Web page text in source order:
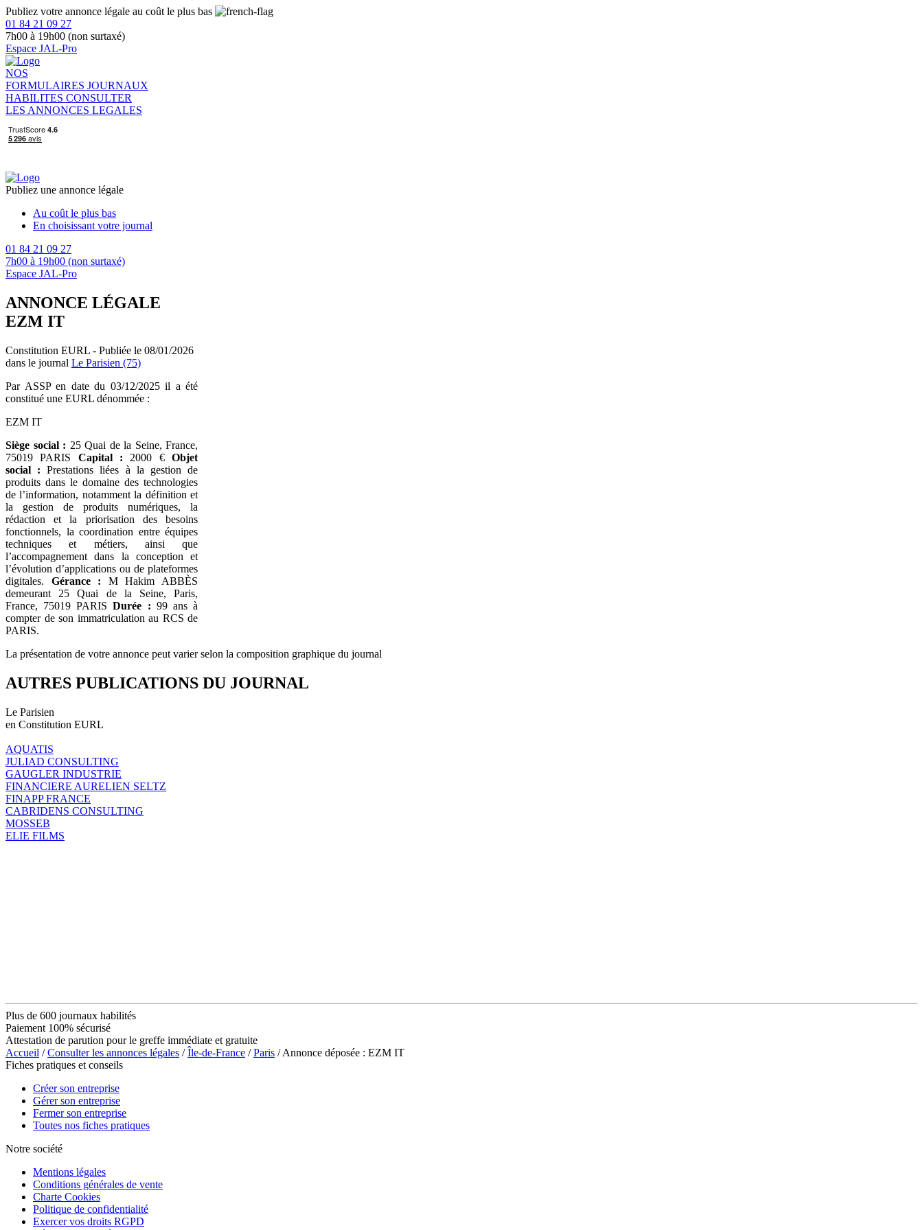
Publiez votre annonce légale au coût le plus bas
01 84 21 09 27
7h00 à 19h00 (non surtaxé)
Espace JAL-Pro
NOS
FORMULAIRES JOURNAUX
HABILITES CONSULTER
LES ANNONCES LEGALES
Publiez une annonce légale
Au coût le plus bas
En choisissant votre journal
01 84 21 09 27
7h00 à 19h00 (non surtaxé)
Espace JAL-Pro
ANNONCE LÉGALE
EZM IT
Constitution EURL - Publiée le 08/01/2026
dans le journal Le Parisien (75)
Par ASSP en date du 03/12/2025 il a été
constitué une EURL dénommée :
EZM IT
Siège social : 25 Quai de la Seine, France,
75019 PARIS Capital : 2000 €Objet
social : Prestations liées à la gestion de
produits dans le domaine des technologies
de l’information, notamment la définition et
la gestion de produits numériques, la
rédaction et la priorisation des besoins
fonctionnels, la coordination entre équipes
techniques et métiers, ainsi que
l’accompagnement dans la conception et
l’évolution d’applications ou de plateformes
digitales. Gérance : M Hakim ABBÈS
demeurant 25 Quai de la Seine, Paris,
France, 75019 PARISDurée : 99 ans à
compter de son immatriculation au RCS de
PARIS.
La présentation de votre annonce peut varier selon la composition graphique du journal
AUTRES PUBLICATIONS DU JOURNAL
Le Parisien
en Constitution EURL
AQUATIS
JULIAD CONSULTING
GAUGLER INDUSTRIE
FINANCIERE AURELIEN SELTZ
FINAPP FRANCE
CABRIDENS CONSULTING
MOSSEB
ELIE FILMS
Plus de 600 journaux habilités
Paiement 100% sécurisé
Attestation de parution pour le greffe immédiate et gratuite
Accueil /Consulter les annonces légales /Île-de-France /Paris / Annonce déposée : EZM IT
Fiches pratiques et conseils
Créer son entreprise
Gérer son entreprise
Fermer son entreprise
Toutes nos fiches pratiques
Notre société
Mentions légales
Conditions générales de vente
Charte Cookies
Politique de confidentialité
Exercer vos droits RGPD